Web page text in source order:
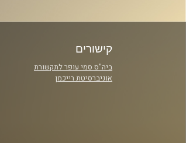
קישורים
ביה"ס סמי עופר לתקשורת
אוניברסיטת רייכמן